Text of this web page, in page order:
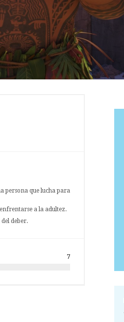
persona que lucha para
a la adultez.
deber.
7